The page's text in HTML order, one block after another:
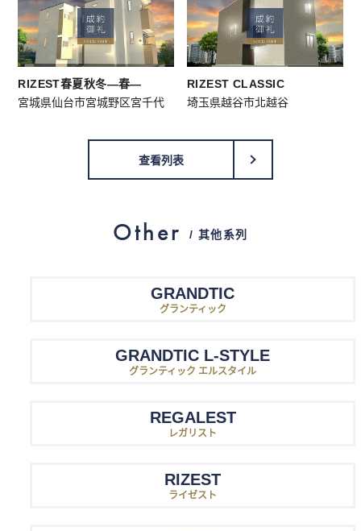
RIZEST春夏秋冬―春―
宮城県仙台市宮城野区宮千代
RIZEST CLASSIC
埼⽟県越⾕市北越⾕
查看列表
Other / 其他系列
GRANDTIC
グランティック
GRANDTIC L-STYLE
グランティック エルスタイル
REGALEST
レガリスト
RIZEST
ライゼスト